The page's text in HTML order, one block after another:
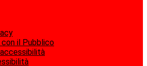
il Pubblico
accessibilità